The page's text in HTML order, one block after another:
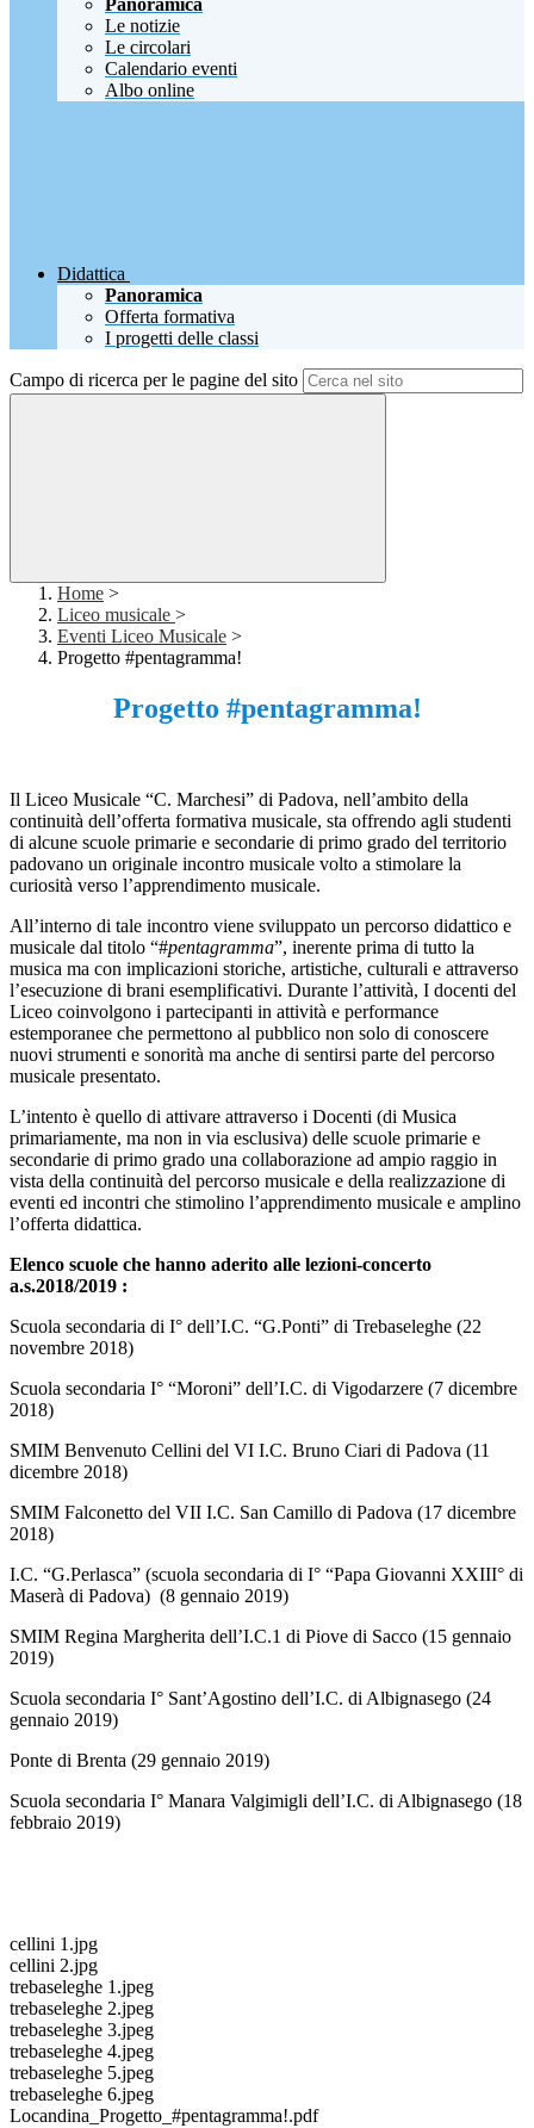
Panoramica
Le notizie
Le circolari
Calendario eventi
Albo online
Didattica
Panoramica
Offerta formativa
I progetti delle classi
Campo di ricerca per le pagine del sito
Home >
Liceo musicale >
Eventi Liceo Musicale >
Progetto #pentagramma!
Progetto #pentagramma!
Il Liceo Musicale “C. Marchesi” di Padova, nell’ambito della
continuità dell’offerta formativa musicale, sta offrendo agli studenti
di alcune scuole primarie e secondarie di primo grado del territorio
padovano un originale incontro musicale volto a stimolare la
curiosità verso l’apprendimento musicale.
All’interno di tale incontro viene sviluppato un percorso didattico e
musicale dal titolo “#pentagramma”, inerente prima di tutto la
musica ma con implicazioni storiche, artistiche, culturali e attraverso
l’esecuzione di brani esemplificativi. Durante l’attività, I docenti del
Liceo coinvolgono i partecipanti in attività e performance
estemporanee che permettono al pubblico non solo di conoscere
nuovi strumenti e sonorità ma anche di sentirsi parte del percorso
musicale presentato.
L’intento è quello di attivare attraverso i Docenti (di Musica
primariamente, ma non in via esclusiva) delle scuole primarie e
secondarie di primo grado una collaborazione ad ampio raggio in
vista della continuità del percorso musicale e della realizzazione di
eventi ed incontri che stimolino l’apprendimento musicale e amplino
l’offerta didattica.
Elenco scuole che hanno aderito alle lezioni-concerto
a.s.2018/2019 :
Scuola secondaria di I° dell’I.C. “G.Ponti” di Trebaseleghe (22
novembre 2018)
Scuola secondaria I° “Moroni” dell’I.C. di Vigodarzere (7 dicembre
2018)
SMIM Benvenuto Cellini del VI I.C. Bruno Ciari di Padova (11
dicembre 2018)
SMIM Falconetto del VII I.C. San Camillo di Padova (17 dicembre
2018)
I.C. “G.Perlasca” (scuola secondaria di I° “Papa Giovanni XXIII° di
Maserà di Padova) (8 gennaio 2019)
SMIM Regina Margherita dell’I.C.1 di Piove di Sacco (15 gennaio
2019)
Scuola secondaria I° Sant’Agostino dell’I.C. di Albignasego (24
gennaio 2019)
Ponte di Brenta (29 gennaio 2019)
Scuola secondaria I° Manara Valgimigli dell’I.C. di Albignasego (18
febbraio 2019)
cellini 1.jpg
cellini 2.jpg
trebaseleghe 1.jpeg
trebaseleghe 2.jpeg
trebaseleghe 3.jpeg
trebaseleghe 4.jpeg
trebaseleghe 5.jpeg
trebaseleghe 6.jpeg
Locandina_Progetto_#pentagramma!.pdf